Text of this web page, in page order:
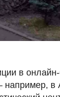
в
например, в